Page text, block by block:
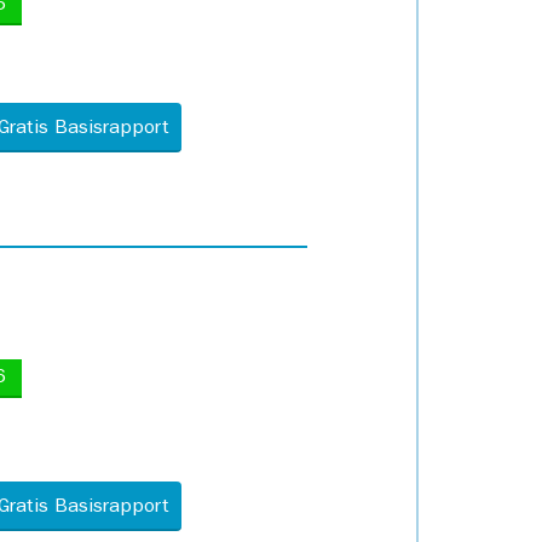
Basisrapport
Basisrapport